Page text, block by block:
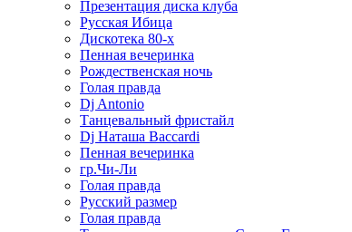
Презентация диска клуба
Русская Ибица
Дискотека 80-х
Пенная вечеринка
Рождественская ночь
Голая правда
Dj Antonio
Танцевальный фристайл
Dj Наташа Baccardi
Пенная вечеринка
гр.Чи-Ли
Голая правда
Русский размер
Голая правда